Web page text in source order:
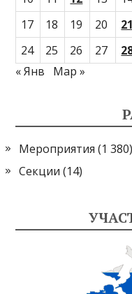
17
18 19 20 21
24
25 26 27
« Янв
Мар »
Мероприятия (1 380)
Секции (14)